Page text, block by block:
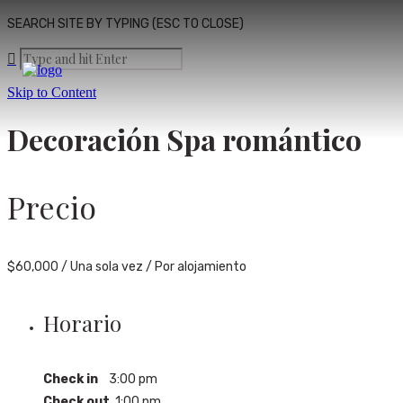
SEARCH SITE BY TYPING (ESC TO CLOSE)
Skip to Content
Decoración Spa romántico
Precio
$60,000 / Una sola vez / Por alojamiento
Horario
Check in 3:00 pm